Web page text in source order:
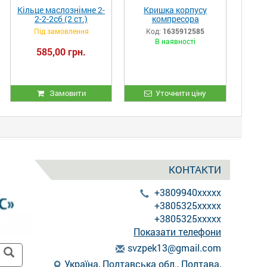
Кільце маслознімне 2-
2-2-2сб (2 ст.)
компресора ВП-20/8,
ВП-20/8М та ВП3-
20/9, ВП-3-20/9,
ВП-20/9
Під замовлення
585,00 грн.
Замовити
Кришка корпусу
компресора
ЕК7А.02.013
Код: 1635912585
В наявності
Уточнити ціну
КОНТАКТИ
+3809940xxxxx
+3805325xxxxx
+3805325xxxxx
Показати телефони
svzpek13@gmail.com
Україна, Полтавська обл., Полтава,